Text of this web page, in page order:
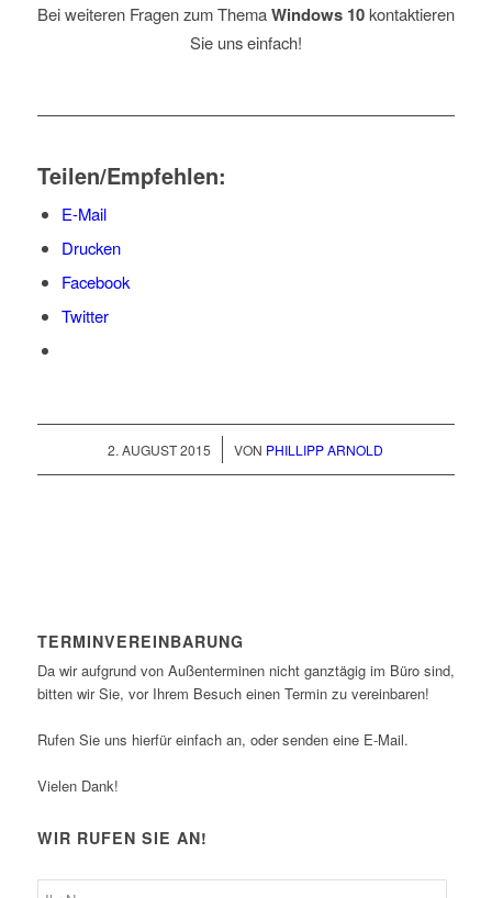
Bei weiteren Fragen zum ThemaWindows 10kontaktieren
Sie uns einfach!
Teilen/Empfehlen:
E-Mail
Drucken
Facebook
Twitter
2. AUGUST 2015
/ VON PHILLIPP ARNOLD
TERMINVEREINBARUNG
Da wir aufgrund von Außenterminen nicht ganztägig im Büro sind,
bitten wir Sie, vor Ihrem Besuch einen Termin zu vereinbaren!
Rufen Sie uns hierfür einfach an, oder senden eine E-Mail.
Vielen Dank!
WIR RUFEN SIE AN!